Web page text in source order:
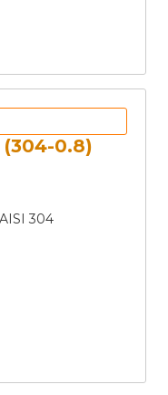
0.8)
304